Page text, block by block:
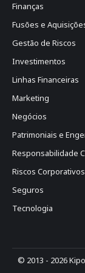
Finanças
Fusões e
Gestão de Riscos
Investimentos
Linhas Financeiras
Marketing
Negócios
Patrimoniais e
Responsabilidade
Riscos Corporativos
Seguros
Tecnologia
© 2013 - 2026